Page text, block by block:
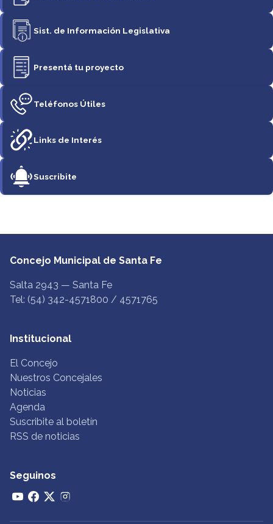
Sist. de Información Legislativa
Presentá tu proyecto
Teléfonos Útiles
Links de Interés
Suscribite
Concejo Municipal de Santa Fe
Salta 2943 — Santa Fe
Tel: (54) 342-4571800 / 4571765
Institucional
El Concejo
Nuestros Concejales
Noticias
Agenda
Suscribite al boletín
RSS de noticias
Seguinos